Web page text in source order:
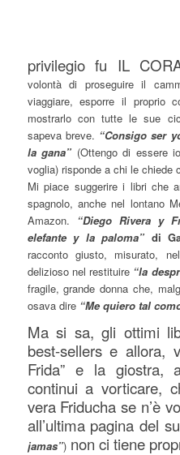
privilegio fu IL
volontà di proseguire il
viaggiare, esporre il proprio
mostrarlo con tutte le sue
sapeva breve. “Consigo ser
la gana” (Ottengo di essere
voglia) risponde a chi le chiede
Mi piace suggerire i libri che
spagnolo, anche nel lontano
Amazon. “Diego Rivera y
elefante y la paloma” di
racconto giusto, misurato,
delizioso nel restituire “la
fragile, grande donna che,
osava dire “Me quiero tal
Ma si sa, gli ottimi
best-sellers e allora,
Frida” e la giostra,
continui a vorticare,
vera Friducha se n’è
all’ultima pagina del
jamas”)non ci tiene